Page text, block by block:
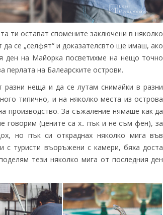
ти остават спомените заключени в няколко
се „селфят“ и доказателсвто ще имаш, ако
ден на Майорка посветихме на нещо точно
перлата на Балеарските острови.
неща и да се лутам снимайки в разни
типично, и на няколко места из острова
производство. За съжаление нямаше как да
говорим (цените са х.. пък и не съм фен), за
но пък си откраднах няколко мига във
с туристи въоръжени с камери, бяха доста
тези няколко мига от последния ден